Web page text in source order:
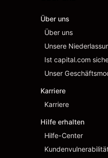
Über uns
Über uns
Unsere
Ist capital.com
Unser
Karriere
Karriere
Hilfe erhalten
Hilfe-Center